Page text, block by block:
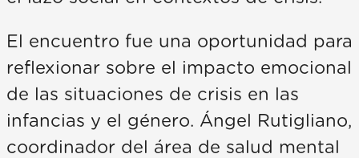
El encuentro fue una oportunidad para
reflexionar sobre el impacto emocional
de las situaciones de crisis en las
infancias y el género. Ángel Rutigliano,
coordinador del área de salud mental